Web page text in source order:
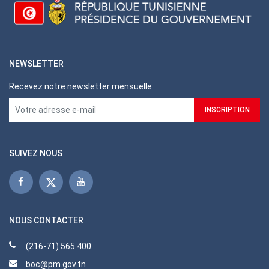
NEWSLETTER
Recevez notre newsletter mensuelle
SUIVEZ NOUS
NOUS CONTACTER
(216-71) 565 400
boc@pm.gov.tn